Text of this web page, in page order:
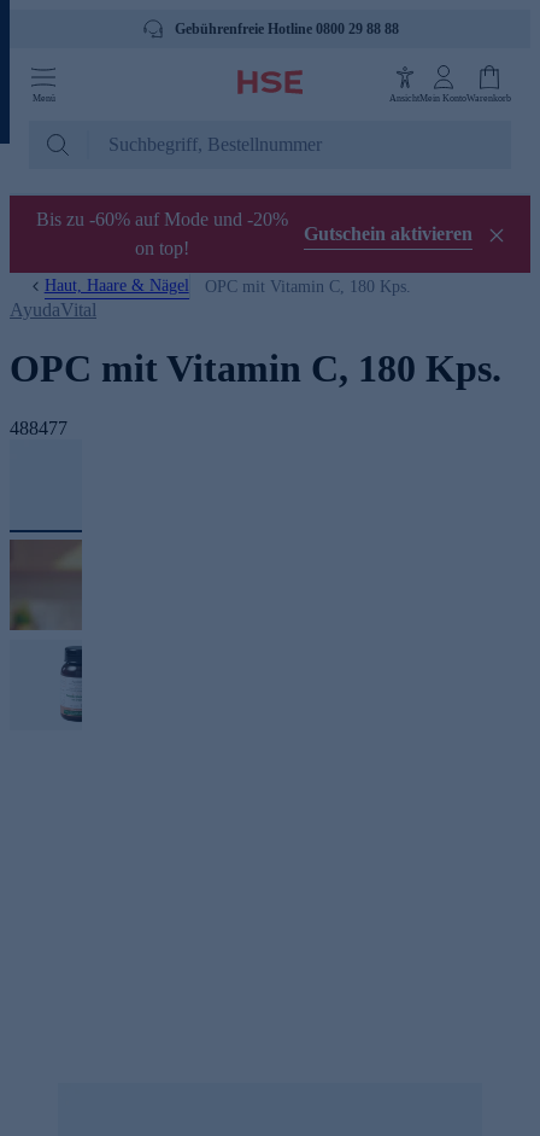
Gebührenfreie Hotline 0800 29 88 88
Menü AnsichtMein KontoWarenkorb
Bis zu -60% auf Mode und -20%
on top!
Gutschein aktivieren
Haut, Haare & Nägel OPC mit Vitamin C, 180 Kps.
AyudaVital
OPC mit Vitamin C, 180 Kps.
488477